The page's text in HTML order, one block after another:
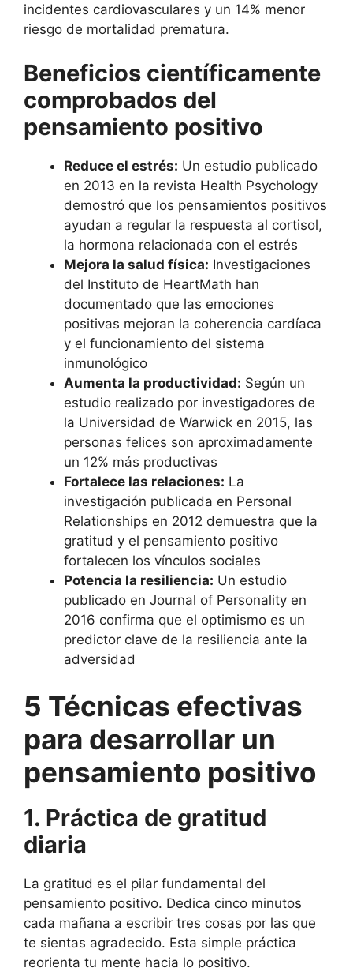
incidentes cardiovasculares y un 14% menor
riesgo de mortalidad prematura.
Beneficios científicamente
comprobados del
pensamiento positivo
Reduce el estrés: Un estudio publicado
en 2013 en la revista Health Psychology
demostró que los pensamientos positivos
ayudan a regular la respuesta al cortisol,
la hormona relacionada con el estrés
Mejora la salud física: Investigaciones
del Instituto de HeartMath han
documentado que las emociones
positivas mejoran la coherencia cardíaca
y el funcionamiento del sistema
inmunológico
Aumenta la productividad: Según un
estudio realizado por investigadores de
la Universidad de Warwick en 2015, las
personas felices son aproximadamente
un 12% más productivas
Fortalece las relaciones: La
investigación publicada en Personal
Relationships en 2012 demuestra que la
gratitud y el pensamiento positivo
fortalecen los vínculos sociales
Potencia la resiliencia: Un estudio
publicado en Journal of Personality en
2016 confirma que el optimismo es un
predictor clave de la resiliencia ante la
adversidad
5 Técnicas efectivas
para desarrollar un
pensamiento positivo
1. Práctica de gratitud
diaria
La gratitud es el pilar fundamental del
pensamiento positivo. Dedica cinco minutos
cada mañana a escribir tres cosas por las que
te sientas agradecido. Esta simple práctica
reorienta tu mente hacia lo positivo.